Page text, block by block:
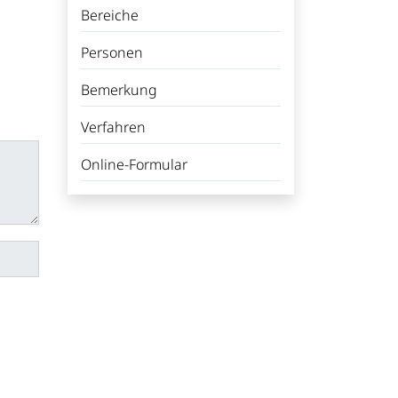
Bereiche
Personen
Bemerkung
Verfahren
Online-Formular